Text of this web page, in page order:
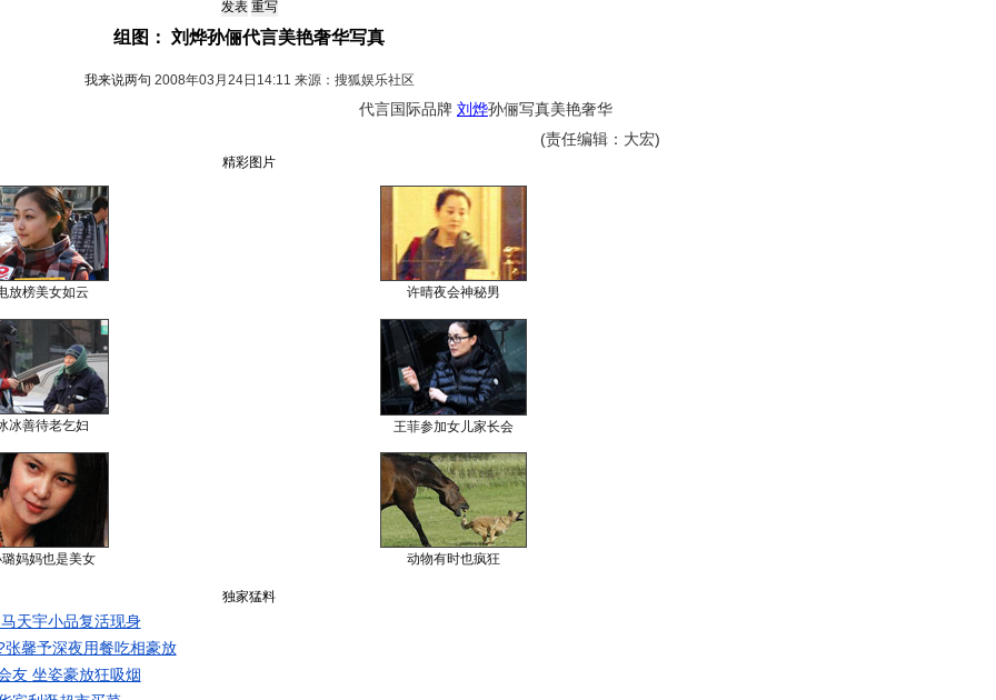
组图： 刘烨孙俪代言美艳奢华写真
我来说两句 2008年03月24日14:11 来源：搜狐娱乐社区
代言国际品牌 刘烨孙俪写真美艳奢华
(责任编辑：大宏)
精彩图片
放榜美女如云 许晴夜会神秘男
冰善待老乞妇 王菲参加女儿家长会
妈妈也是美女 动物有时也疯狂
独家猛料
天宇小品复活现身
馨予深夜用餐吃相豪放
友 坐姿豪放狂吸烟